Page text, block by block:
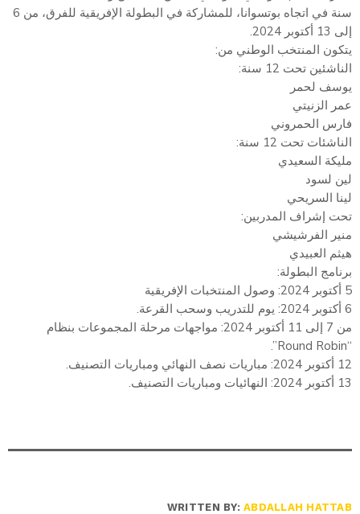
سنة في اتجاه بوتسوانا، للمشاركة في البطولة الإفريقية للفرق، من 6
إلى 13 أكتوبر 2024.
يتكون المنتخب الوطني من:
الناشئين تحت 12 سنة:
يوسف لحمر
عمر الزنيتي
فارس الحمروني
الناشئات تحت 12 سنة:
مليكة السعيدي
لين لسود
لينا السريحي
تحت إشراف المدربين:
منير الفرشيشي
هيثم العبيدي
برنامج البطولة:
5 أكتوبر 2024: وصول المنتخبات الإفريقية
6 أكتوبر 2024: يوم للتدريب وسحب القرعة.
من 7 إلى 11 أكتوبر 2024: مواجهات مرحلة المجموعات بنظام
“Round Robin”.
12 أكتوبر 2024: مباريات نصف النهائي ومباريات التصنيف.
13 أكتوبر 2024: النهائيات ومباريات التصنيف.
WRITTEN BY:ABDALLAH HATTAB